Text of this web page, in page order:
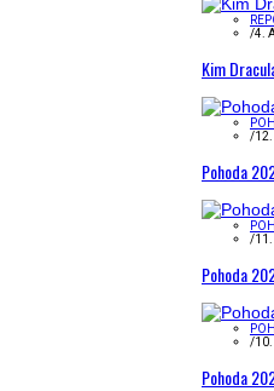
/4.
Kim
/
Pohoda
/
Pohoda
/
Pohoda